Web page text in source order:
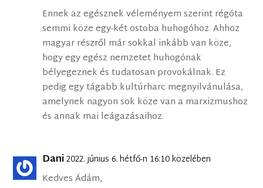
Ennek az egésznek véleményem szerint régóta
semmi köze egy-két ostoba huhogóhoz. Ahhoz
magyar részről már sokkal inkább van köze,
hogy egy egész nemzetet huhogónak
bélyegeznek és tudatosan provokálnak. Ez
pedig egy tágabb kultúrharc megnyilvánulása,
amelynek nagyon sok köze van a marxizmushoz
és annak mai leágazásaihoz.
Dani2022. június 6. hétfő-n 16:10 közelében
Kedves Ádám,